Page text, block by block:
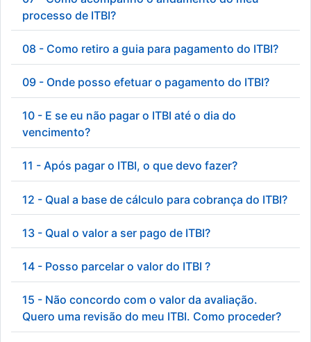
processo de ITBI?
08 - Como retiro a guia para pagamento do ITBI?
09 - Onde posso efetuar o pagamento do ITBI?
10 - E se eu não pagar o ITBI até o dia do
vencimento?
11 - Após pagar o ITBI, o que devo fazer?
12 - Qual a base de cálculo para cobrança do ITBI?
13 - Qual o valor a ser pago de ITBI?
14 - Posso parcelar o valor do ITBI ?
15 - Não concordo com o valor da avaliação.
Quero uma revisão do meu ITBI. Como proceder?